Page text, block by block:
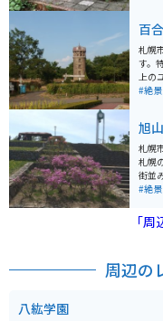
百
札幌
す。
上の
広大
#絶
旭
札幌
札幌
街並
のも
#絶
「
周辺の
八紘学園